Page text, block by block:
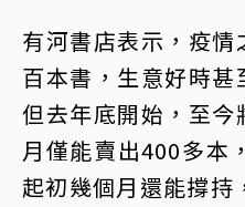
有河書店表示，疫
百本書，生意好時甚
但去年底開始，至
月僅能賣出400多本
起初幾個月還能撐持